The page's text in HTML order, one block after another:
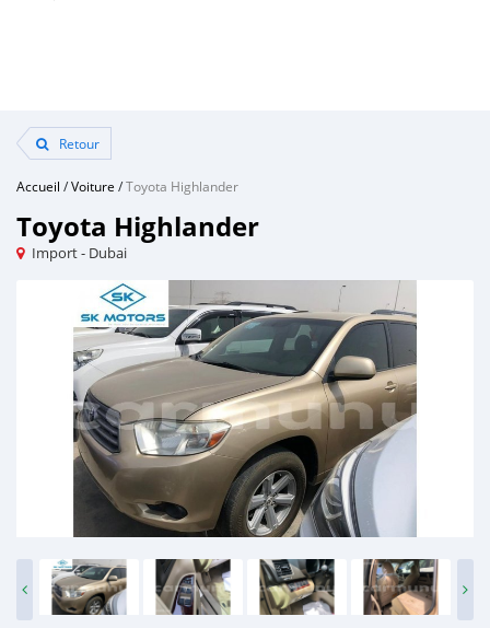
Retour
Accueil /Voiture /Toyota Highlander
Toyota Highlander
Import - Dubai